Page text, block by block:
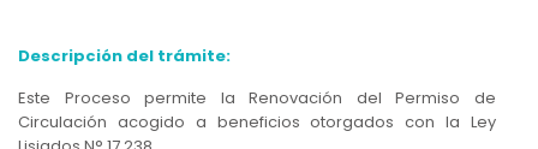
Descripción del trámite:
Este Proceso permite la Renovación del Permiso de
Circulación acogido a beneficios otorgados con la Ley